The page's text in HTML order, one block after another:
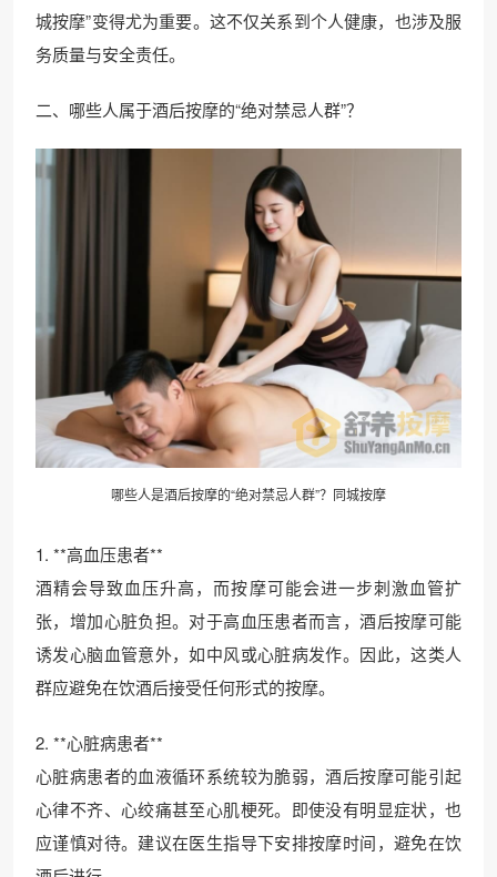
城按摩”变得尤为重要。这不仅关系到个人健康，也涉及服
务质量与安全责任。
二、哪些人属于酒后按摩的“绝对禁忌人群”？
哪些人是酒后按摩的“绝对禁忌人群”？同城按摩
1. **高血压患者**
酒精会导致血压升高，而按摩可能会进一步刺激血管扩
张，增加心脏负担。对于高血压患者而言，酒后按摩可能
诱发心脑血管意外，如中风或心脏病发作。因此，这类人
群应避免在饮酒后接受任何形式的按摩。
2. **心脏病患者**
心脏病患者的血液循环系统较为脆弱，酒后按摩可能引起
心律不齐、心绞痛甚至心肌梗死。即使没有明显症状，也
应谨慎对待。建议在医生指导下安排按摩时间，避免在饮